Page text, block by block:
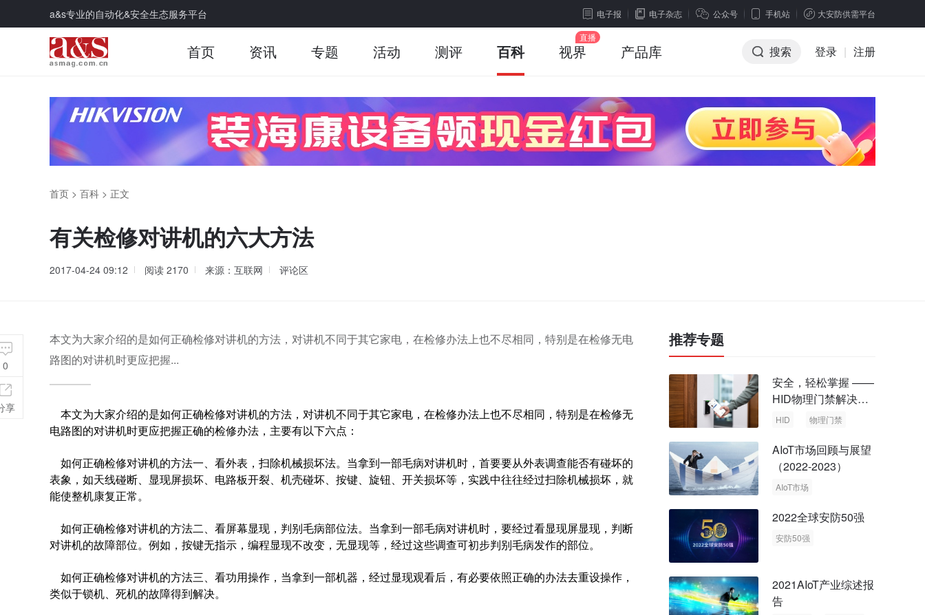
a&s专业的自动化&安全生态服务平台 电子报 电子杂志 公众号 手机站 大安防供需平台
首页 资讯 专题 活动 测评 百科 视界 产品库 搜索 登录 | 注册
首页 > 百科 > 正文
有关检修对讲机的六大方法
2017-04-24 09:12 阅读 2170 来源：互联网 评论区
本文为大家介绍的是如何正确检修对讲机的方法，对讲机不同于其它家电，在检修办法上也不尽相同，特别是在检修无电
路图的对讲机时更应把握...
本文为大家介绍的是如何正确检修对讲机的方法，对讲机不同于其它家电，在检修办法上也不尽相同，特别是在检修无
电路图的对讲机时更应把握正确的检修办法，主要有以下六点：
如何正确检修对讲机的方法一、看外表，扫除机械损坏法。当拿到一部毛病对讲机时，首要要从外表调查能否有碰坏的
表象，如天线碰断、显现屏损坏、电路板开裂、机壳碰坏、按键、旋钮、开关损坏等，实践中往往经过扫除机械损坏，就
能使整机康复正常。
如何正确检修对讲机的方法二、看屏幕显现，判别毛病部位法。当拿到一部毛病对讲机时，要经过看显现屏显现，判断
对讲机的故障部位。例如，按键无指示，编程显现不改变，无显现等，经过这些调查可初步判别毛病发作的部位。
如何正确检修对讲机的方法三、看功用操作，当拿到一部机器，经过显现观看后，有必要依照正确的办法去重设操作，
类似于锁机、死机的故障得到解决。
0
享
推荐专题
安全，轻松掌握 ——
HID物理门禁解决方
案，启动智慧安全新
HID 物理门禁
AIoT市场回顾与展望
（2022-2023）
AIoT市场
2022全球安防50强
安防50强
2021AIoT产业综述报
告